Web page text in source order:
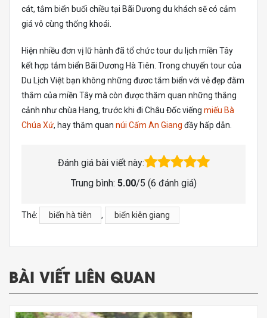
cát, tắm biển buổi chiều tại Bãi Dương du khách sẽ có cảm
giá vô cùng thống khoái.
Hiện nhiều đơn vị lữ hành đã tổ chức tour du lịch miền Tây
kết hợp tắm biển Bãi Dương Hà Tiên. Trong chuyến tour của
Du Lịch Việt bạn không những đươc tắm biển với vẻ đẹp đằm
thắm của miền Tây mà còn được thăm quan những thắng
cảnh như chùa Hang, trước khi đi Châu Đốc viếng miếu Bà
Chúa Xứ, hay thăm quan núi Cấm An Giang đầy hấp dẫn.
Đánh giá bài viết này:
Trung bình: 5.00/5 (6 đánh giá)
Thẻ: biển hà tiên , biển kiên giang
BÀI VIẾT LIÊN QUAN